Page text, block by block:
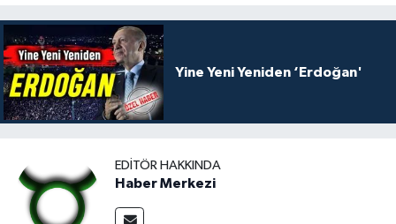
Yine Yeni Yeniden ‘Erdoğan'
EDITÖR HAKKINDA
Haber Merkezi